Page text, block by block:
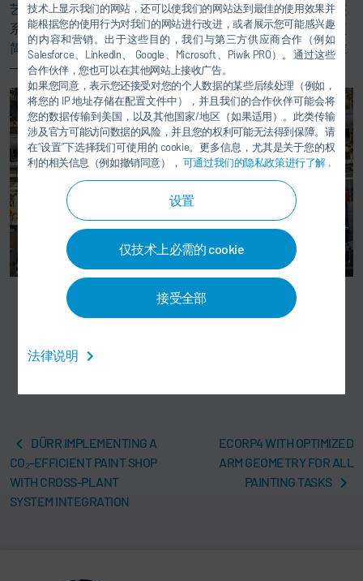
技术上显示我们的网站，还可以使我们的网站达到最佳的使用效果并
能根据您的使用行为对我们的网站进行改进，或者展示您可能感兴趣
的内容和营销。出于这些目的，我们与第三方供应商合作（例如
Salesforce、LinkedIn、 Google、Microsoft、Piwik PRO）。通过这些
合作伙伴，您也可以在其他网站上接收广告。
如果您同意，表示您还接受对您的个人数据的某些后续处理（例如，
将您的 IP 地址存储在配置文件中），并且我们的合作伙伴可能会将
您的数据传输到美国，以及其他国家/地区（如果适用）。此类传输
涉及官方可能访问数据的风险，并且您的权利可能无法得到保障。请
在“设置”下选择我们可使用的 cookie。更多信息，尤其是关于您的权
利的相关信息（例如撤销同意）， 可通过我们的隐私政策进行了解 .
设置
仅技术上必需的 cookie
接受全部
法律说明
艺，并搭配全流程数字化智能管理体系。无论客户需要完整
系统还是单一工艺环节，均可获得量身定制的专业服务。更
简化的沟通、更专业的支持、更少的接口、统一的服务标准
——这一切将助力客户减少停机时间，保持市场领先地位。
福建奔驰工厂合装站与新托盘测试场景。
DÜRR IMPLEMENTING A
CO₂-EFFICIENT PAINT SHOP
WITH CROSS-PLANT
SYSTEM INTEGRATION
ECORP4 WITH OPTIMIZED
ARM GEOMETRY FOR ALL
PAINTING TASKS